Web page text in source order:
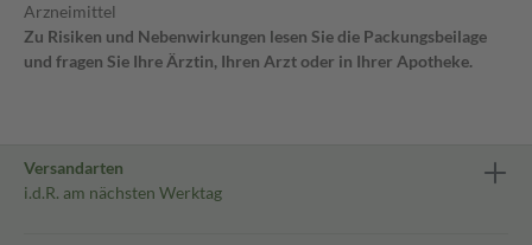
Arzneimittel
Zu Risiken und Nebenwirkungen lesen Sie die Packungsbeilage
und fragen Sie Ihre Ärztin, Ihren Arzt oder in Ihrer Apotheke.
Versandarten
i.d.R. am nächsten Werktag